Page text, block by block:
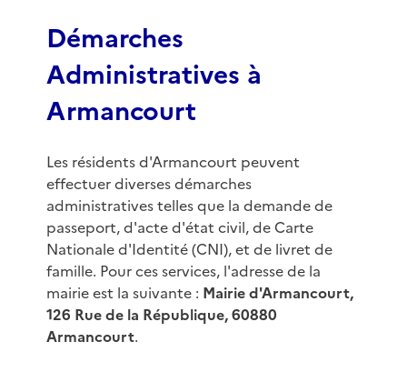
Démarches
Administratives à
Armancourt
Les résidents d'Armancourt peuvent
effectuer diverses démarches
administratives telles que la demande de
passeport, d'acte d'état civil, de Carte
Nationale d'Identité (CNI), et de livret de
famille. Pour ces services, l'adresse de la
mairie est la suivante : Mairie d'Armancourt,
126 Rue de la République, 60880
Armancourt.